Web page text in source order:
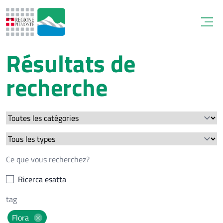
Résultats de
recherche
Ricerca esatta
Flora